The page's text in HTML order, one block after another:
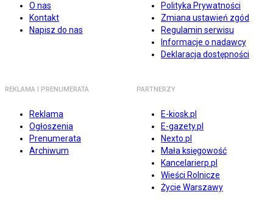
O nas
Kontakt
Napisz do nas
Polityka Prywatności
Zmiana ustawień zgód
Regulamin serwisu
Informacje o nadawcy
Deklaracja dostępności
REKLAMA I PRENUMERATA
Reklama
Ogłoszenia
Prenumerata
Archiwum
PARTNERZY
E-kiosk.pl
E-gazety.pl
Nexto.pl
Mała księgowość
Kancelarierp.pl
Wieści Rolnicze
Życie Warszawy